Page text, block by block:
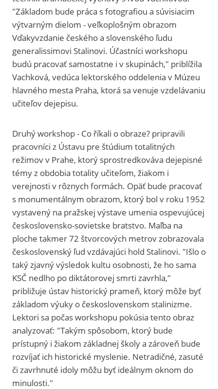
"Základom bude práca s fotografiou a súvisiacim
výtvarným dielom - veľkoplošným obrazom
Vďakyvzdanie českého a slovenského ľudu
generalissimovi Stalinovi. Účastníci workshopu
budú pracovať samostatne i v skupinách," priblížila
Vachková, vedúca lektorského oddelenia v Múzeu
hlavného mesta Praha, ktorá sa venuje vzdelávaniu
učiteľov dejepisu.
Druhý workshop - Co říkali o obraze? pripravili
pracovníci z Ústavu pre štúdium totalitných
režimov v Prahe, ktorý sprostredkováva dejepisné
témy z obdobia totality učiteľom, žiakom i
verejnosti v rôznych formách. Opäť bude pracovať
s monumentálnym obrazom, ktorý bol v roku 1952
vystavený na pražskej výstave umenia ospevujúcej
československo-sovietske bratstvo. Maľba na
ploche takmer 72 štvorcových metrov zobrazovala
československý ľud vzdávajúci hold Stalinovi. "Išlo o
taký zjavný výsledok kultu osobnosti, že ho sama
KSČ nedlho po diktátorovej smrti zavrhla,"
približuje ústav historický prameň, ktorý môže byť
základom výuky o československom stalinizme.
Lektori sa počas workshopu pokúsia tento obraz
analyzovať: "Takým spôsobom, ktorý bude
prístupný i žiakom základnej školy a zároveň bude
rozvíjať ich historické myslenie. Netradičné, zasuté
či zavrhnuté idoly môžu byť ideálnym oknom do
minulosti."